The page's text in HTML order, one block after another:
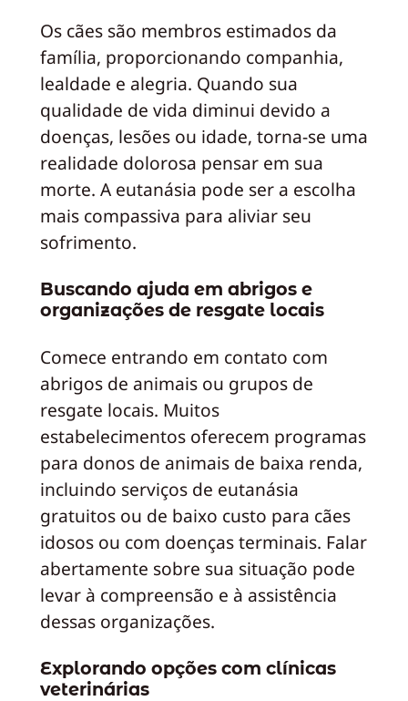
Os cães são membros estimados da
família, proporcionando companhia,
lealdade e alegria. Quando sua
qualidade de vida diminui devido a
doenças, lesões ou idade, torna-se uma
realidade dolorosa pensar em sua
morte. A eutanásia pode ser a escolha
mais compassiva para aliviar seu
sofrimento.
Buscando ajuda em abrigos e
organizações de resgate locais
Comece entrando em contato com
abrigos de animais ou grupos de
resgate locais. Muitos
estabelecimentos oferecem programas
para donos de animais de baixa renda,
incluindo serviços de eutanásia
gratuitos ou de baixo custo para cães
idosos ou com doenças terminais. Falar
abertamente sobre sua situação pode
levar à compreensão e à assistência
dessas organizações.
Explorando opções com clínicas
veterinárias